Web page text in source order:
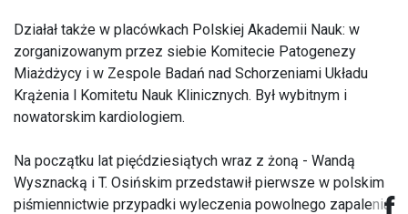
Działał także w placówkach Polskiej Akademii Nauk: w
zorganizowanym przez siebie Komitecie Patogenezy
Miażdżycy i w Zespole Badań nad Schorzeniami Układu
Krążenia l Komitetu Nauk Klinicznych. Był wybitnym i
nowatorskim kardiologiem.
Na początku lat pięćdziesiątych wraz z żoną - Wandą
Wysznacką i T. Osińskim przedstawił pierwsze w polskim
piśmiennictwie przypadki wyleczenia powolnego zapalenia